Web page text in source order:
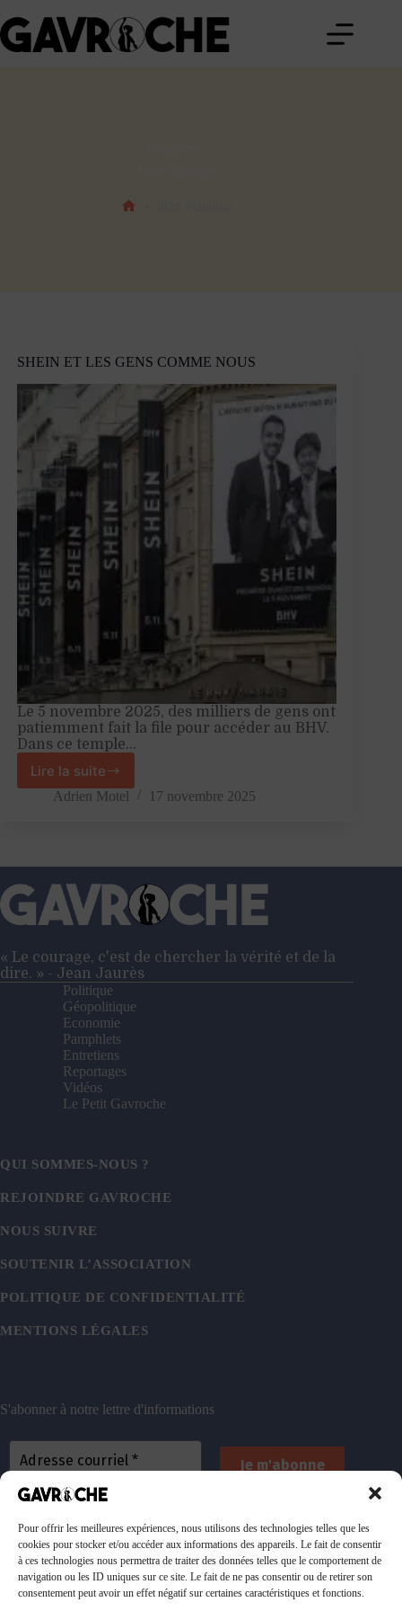
Pour offrir les meilleures expériences, nous utilisons des technologies telles que les
cookies pour stocker et/ou accéder aux informations des appareils. Le fait de consentir
à ces technologies nous permettra de traiter des données telles que le comportement de
navigation ou les ID uniques sur ce site. Le fait de ne pas consentir ou de retirer son
consentement peut avoir un effet négatif sur certaines caractéristiques et fonctions.
au
contenu
SHEIN ET LES GENS COMME NOUS
Le 5 novembre 2025, des milliers de gens ont
patiemment fait la file pour accéder au BHV.
Dans ce temple…
Lire la suite
Shein
et
nous
Adrien Motel 17 novembre 2025
« Le courage, c'est de chercher la vérité et de la
dire. » - Jean Jaurès
Politique
Géopolitique
Economie
Pamphlets
Entretiens
Reportages
Vidéos
Le Petit Gavroche
QUI SOMMES-NOUS ?
REJOINDRE GAVROCHE
NOUS SUIVRE
SOUTENIR L’ASSOCIATION
POLITIQUE DE CONFIDENTIALITÉ
MENTIONS LÉGALES
S'abonner à notre lettre d'informations
emails. Vous pouvez vous désinscrire à tout
moment. Consulteznotre politique de confidentialité
pour plus d’informations.